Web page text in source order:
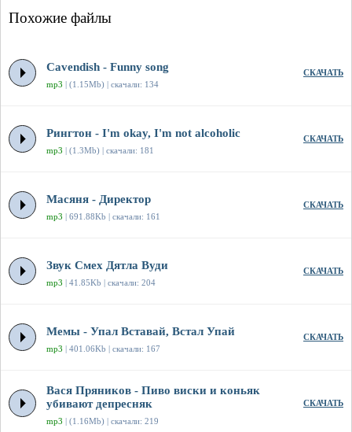
Похожие файлы
Cavendish - Funny song
mp3 | (1.15Mb) | скачали: 134
СКАЧАТЬ
Рингтон - I'm okay, I'm not alcoholic
mp3 | (1.3Mb) | скачали: 181
СКАЧАТЬ
Масяня - Директор
mp3 | 691.88Kb | скачали: 161
СКАЧАТЬ
Звук Смех Дятла Вуди
mp3 | 41.85Kb | скачали: 204
СКАЧАТЬ
Мемы - Упал Вставай, Встал Упай
mp3 | 401.06Kb | скачали: 167
СКАЧАТЬ
Вася Пряников - Пиво виски и коньяк
убивают депресняк
mp3 | (1.16Mb) | скачали: 219
СКАЧАТЬ